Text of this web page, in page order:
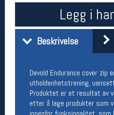
Legg i
Beskrivelse
Devold Endurance cover zip
utholdenhetstrening,
Produktet er et resultat av
etter å lage produkter som
Kontakt oss
Åpningstider
Team Oslo